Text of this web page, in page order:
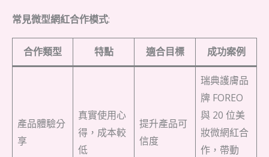
常見微型網紅合作模式:
合作類型 特點 適合目標 成功案例
產品體驗分
享
真實使用心
得，成本較
低
提升產品可
信度
瑞典護膚品
牌 FOREO
與 20 位美
妝微網紅合
作，帶動